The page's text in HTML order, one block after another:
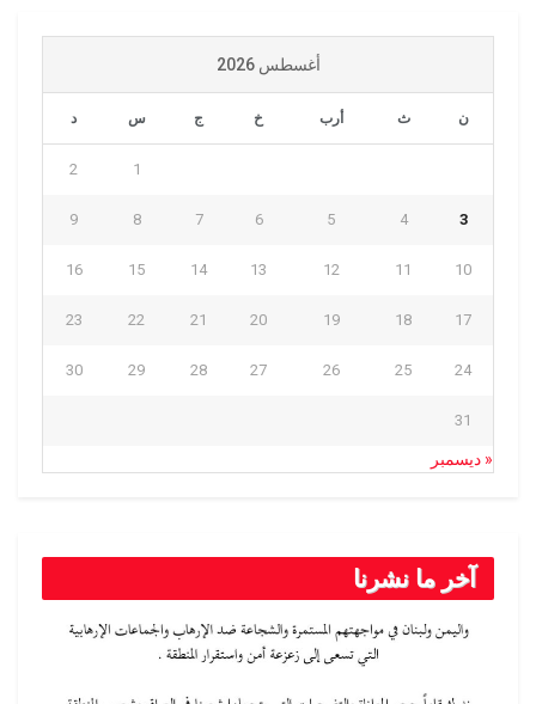
أغسطس 2026
ن ث أرب خ ج س د
1
2
3
4
5
6
7
8
9
10
11
12
13
14
15
16
17
18
19
20
21
22
23
24
25
26
27
28
29
30
31
« ديسمبر
آخر ما نشرنا